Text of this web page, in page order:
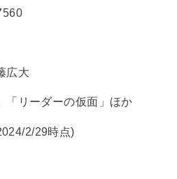
広大
「リーダーの仮面」ほか
2/29時点)